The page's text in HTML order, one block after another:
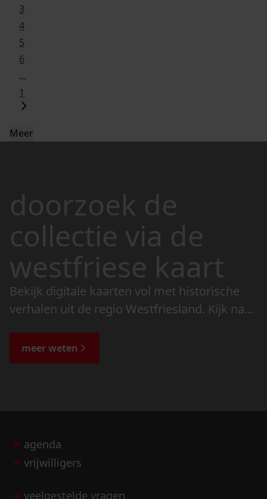
3
4
5
6
...
1
Meer
doorzoek de
collectie via de
westfriese kaart
Bekijk digitale kaarten vol met historische
verhalen uit de regio Westfriesland. Kijk naar
de bijzondere verhalen.
meer weten
agenda
vrijwilligers
veelgestelde vragen